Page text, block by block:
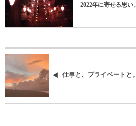
2022年に寄せる思い。
仕事と、プライベートと。